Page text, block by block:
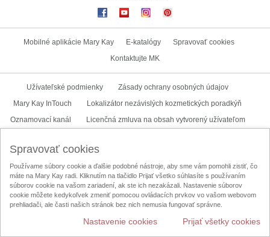
Mobilné aplikácie Mary Kay E-katalógy
Spravovať cookies
Kontaktujte MK
Užívateľské podmienky
Zásady ochrany osobných údajov
Mary Kay InTouch
Lokalizátor nezávislých kozmetických poradkýň
Oznamovací kanál
Licenčná zmluva na obsah vytvorený užívateľom
Spravovať cookies
Používame súbory cookie a ďalšie podobné nástroje, aby sme vám pomohli zistiť, čo
máte na Mary Kay radi. Kliknutím na tlačidlo Prijať všetko súhlasíte s používaním
súborov cookie na vašom zariadení, ak ste ich nezakázali. Nastavenie súborov
cookie môžete kedykoľvek zmeniť pomocou ovládacích prvkov vo vašom webovom
prehliadači, ale časti našich stránok bez nich nemusia fungovať správne.
Prijať všetky cookies
Nastavenie cookies